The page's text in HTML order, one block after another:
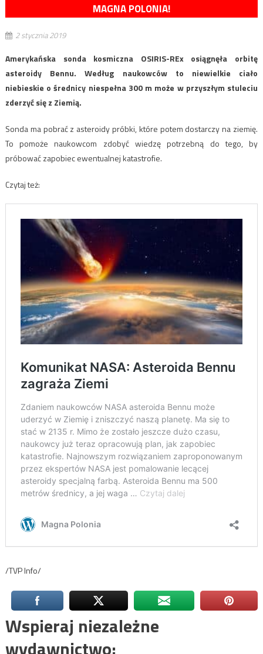
MAGNA POLONIA!
2 stycznia 2019
Amerykańska sonda kosmiczna OSIRIS-REx osiągnęła orbitę
asteroidy Bennu. Według naukowców to niewielkie ciało
niebieskie o średnicy niespełna 300 m może w przyszłym stuleciu
zderzyć się z Ziemią.
Sonda ma pobrać z asteroidy próbki, które potem dostarczy na ziemię.
To pomoże naukowcom zdobyć wiedzę potrzebną do tego, by
próbować zapobiec ewentualnej katastrofie.
Czytaj też:
/TVP Info/
Wspieraj niezależne